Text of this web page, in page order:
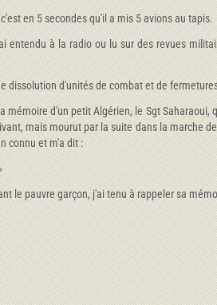
en 5 secondes qu'il a mis 5 avions au tapis.
à la radio ou lu sur des revues
dissolution d'unités de combat et de
d'un petit Algérien, le Sgt
mais mourut par la suite dans la marche
connu et m'a dit :
le pauvre garçon, j'ai tenu à rappeler sa